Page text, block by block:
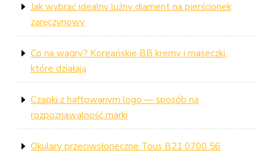
Jak wybrać idealny luźny diament na pierścionek
zaręczynowy
Co na wagry? Koreańskie BB kremy i maseczki,
które działają
Czapki z haftowanym logo — sposób na
rozpoznawalność marki
Okulary przeciwsłoneczne Tous B21 0700 56